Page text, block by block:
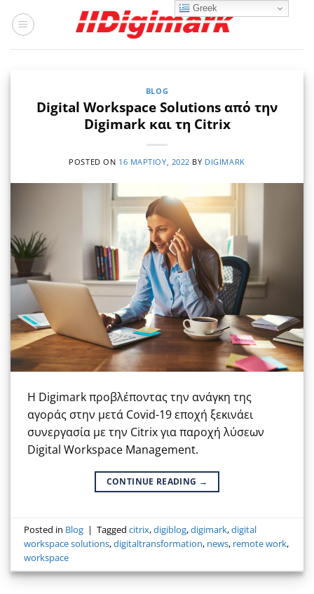
στο
BLOG
Digital Workspace Solutions από την
Digimark και τη Citrix
POSTED ON 16 ΜΑΡΤΊΟΥ, 2022 BY DIGIMARK
Η Digimark προβλέποντας την ανάγκη της
αγοράς στην μετά Covid-19 εποχή ξεκινάει
συνεργασία με την Citrix για παροχή λύσεων
Digital Workspace Management.
CONTINUE READING →
Posted in Blog | Taggedcitrix,digiblog,digimark,digital
workspace solutions,digitaltransformation, news, remote work,
workspace
Greek